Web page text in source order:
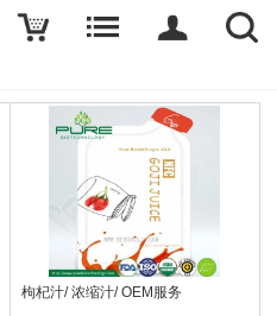
枸杞汁/ 浓缩汁/ OEM服务